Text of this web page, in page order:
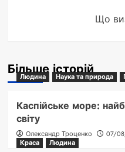
Що
Більше історій
Людина Наука та природа
Каспійське море:
світу
Олександр Троценко
07/
Краса
Людина